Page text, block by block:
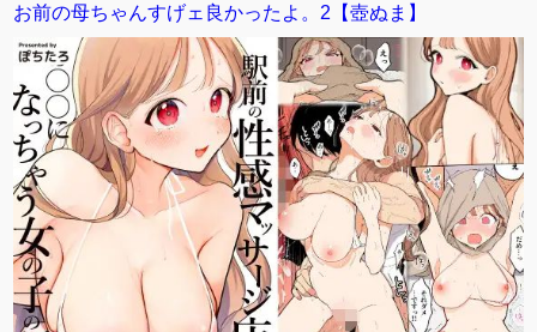
お前の母ちゃんすげェ良かったよ。2【壺ぬま】